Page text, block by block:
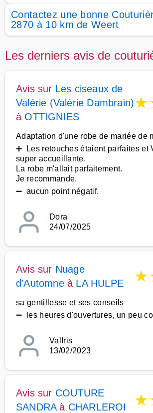
Contactez une bonne
2870 à 10 km de Weert
Les derniers avis de
Avis sur Les ciseaux de
Valérie (Valérie Dambrain)
à OTTIGNIES
★
Adaptation d'une robe de mariée de
➕ Les retouches étaient parfaites et
super accueillante.
La robe m'allait parfaitement.
Je recommande.
➖ aucun point négatif.
Dora
24/07/2025
Avis sur Nuage
d'Automneà LA HULPE ★
sa gentillesse et ses conseils
➖ les heures d'ouvertures, un peu
ValIris
13/02/2023
Avis sur COUTURE
SANDRAà CHARLEROI ★